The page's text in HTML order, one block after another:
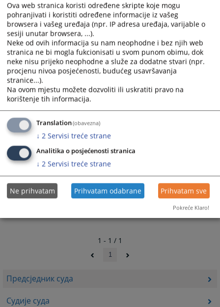
Предсједник суда
Судије суда
1 - 1 / 1
1
Ova web stranica koristi određene skripte koje mogu
pohranjivati i koristiti određene informacije iz vašeg
browsera i vašeg uređaja (npr. IP adresa uređaja, varijable o
sesiji unutar browsera, ...).
Neke od ovih informacija su nam neophodne i bez njih web
stranica ne bi mogla fukcionisati u svom punom obimu, dok
neke nisu prijeko neophodne a služe za dodatne stvari (npr.
procjenu nivoa posjećenosti, budućeg usavršavanja
stranice...).
Na ovom mjestu možete dozvoliti ili uskratiti pravo na
korištenje tih informacija.
Translation(obavezna)
↓ 2 Servisi treće strane
Analitika o posjećenosti stranica
↓ 2 Servisi treće strane
Ne prihvatam Prihvatam odabrane Prihvatam sve
Pokreće Klaro!